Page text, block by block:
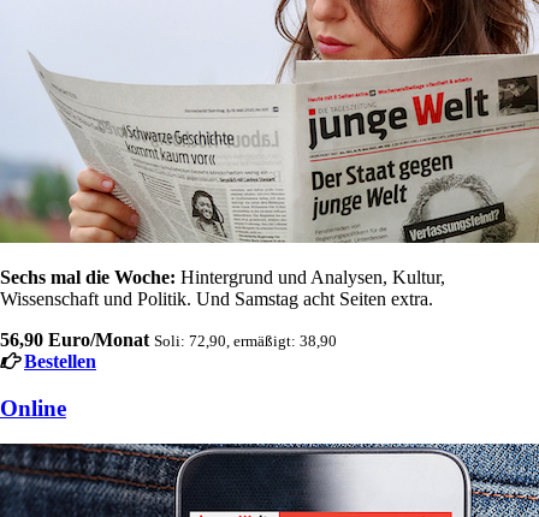
Sechs mal die Woche: Hintergrund und Analysen, Kultur,
Wissenschaft und Politik. Und Samstag acht Seiten extra.
56,90 Euro/Monat Soli: 72,90, ermäßigt: 38,90
Bestellen
Online